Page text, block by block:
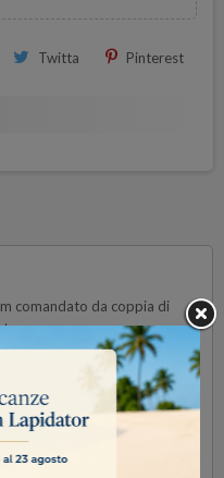
Twitta Pinterest
comandato da coppia di
7 a 45X.